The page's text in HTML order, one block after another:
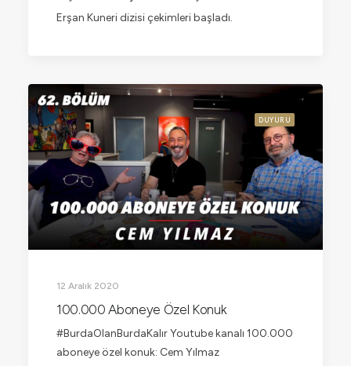
Erşan Kuneri dizisi çekimleri başladı.
DUYURU
12 Aralık 2020
100.000 Aboneye Özel Konuk
#BurdaOlanBurdaKalır Youtube kanalı 100.000
aboneye özel konuk: Cem Yılmaz